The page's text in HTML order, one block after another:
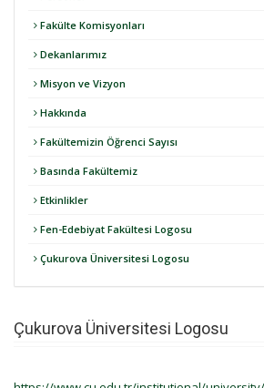
Fakülte Komisyonları
Dekanlarımız
Misyon ve Vizyon
Hakkında
Fakültemizin Öğrenci Sayısı
Basında Fakültemiz
Etkinlikler
Fen-Edebiyat Fakültesi Logosu
Çukurova Üniversitesi Logosu
Çukurova Üniversitesi Logosu